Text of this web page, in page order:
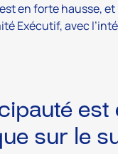
en forte hausse,
Exécutif, avec
est
sur le